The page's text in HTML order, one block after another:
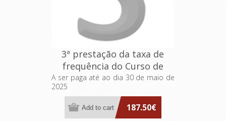
3ª prestação da taxa de
frequência do Curso de
Formação Especializada em
Organizações pelo
Pensamento Lean e
A ser paga até ao dia 30 de maio de
2025
187.50€